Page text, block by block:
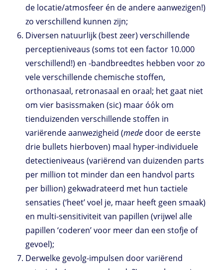
de locatie/atmosfeer én de andere aanwezigen!)
zo verschillend kunnen zijn;
Diversen natuurlijk (best zeer) verschillende
perceptieniveaus (soms tot een factor 10.000
verschillend!) en -bandbreedtes hebben voor zo
vele verschillende chemische stoffen,
orthonasaal, retronasaal en oraal; het gaat niet
om vier basissmaken (sic) maar óók om
tienduizenden verschillende stoffen in
variërende aanwezigheid (mede door de eerste
drie bullets hierboven) maal hyper-individuele
detectieniveaus (variërend van duizenden parts
per million tot minder dan een handvol parts
per billion) gekwadrateerd met hun tactiele
sensaties (‘heet’ voel je, maar heeft geen smaak)
en multi-sensitiviteit van papillen (vrijwel alle
papillen ‘coderen’ voor meer dan een stofje of
gevoel);
Derwelke gevolg-impulsen door variërend